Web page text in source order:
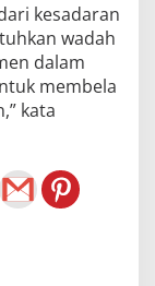
kesadaran
wadah
dalam
membela
kata